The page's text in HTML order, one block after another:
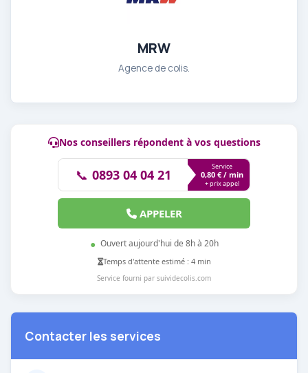
MRW
Agence de colis.
Nos conseillers répondent à vos questions
📞 0893 04 04 21
Service
0,80 € / min
+ prix appel
APPELER
● Ouvert aujourd'hui de 8h à 20h
Temps d'attente estimé : 4 min
Service fourni par suividecolis.com
Contacter les services